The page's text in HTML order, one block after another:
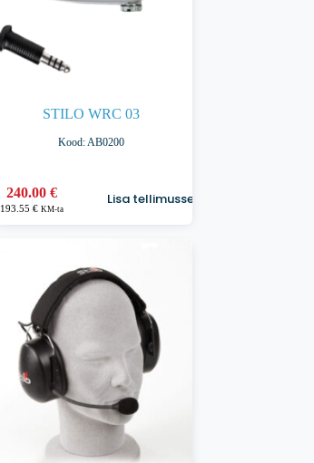
STILO WRC 03
Kood: AB0200
240.00€
193.55€ KM-ta
Lisa tellimusse